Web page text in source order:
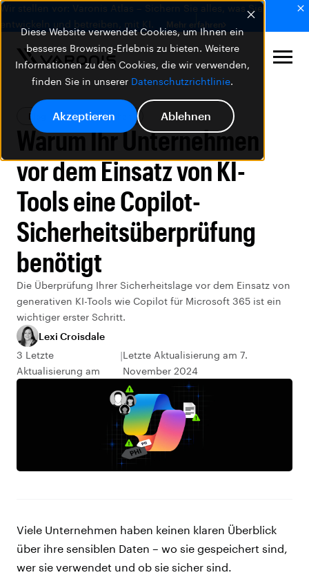
Diese Website verwendet Cookies, um Ihnen ein
besseres Browsing-Erlebnis zu bieten. Weitere
Informationen zu den Cookies, die wir verwenden,
finden Sie in unserer Datenschutzrichtlinie.
Akzeptieren Ablehnen
Wir stellen vor: Varonis Atlas – Sichern Sie alles, was Sie
entwickeln und betreiben, mit KI.
Mehr erfahren
Blog Datensicherheit
Warum Ihr Unternehmen
vor dem Einsatz von KI-
Tools eine Copilot-
Sicherheitsüberprüfung
benötigt
Die Überprüfung Ihrer Sicherheitslage vor dem Einsatz von
generativen KI-Tools wie Copilot für Microsoft 365 ist ein
wichtiger erster Schritt.
Lexi Croisdale
3 Letzte
Aktualisierung am
Letzte Aktualisierung am 7.
November 2024
Viele Unternehmen haben keinen klaren Überblick
über ihre sensiblen Daten – wo sie gespeichert sind,
wer sie verwendet und ob sie sicher sind.